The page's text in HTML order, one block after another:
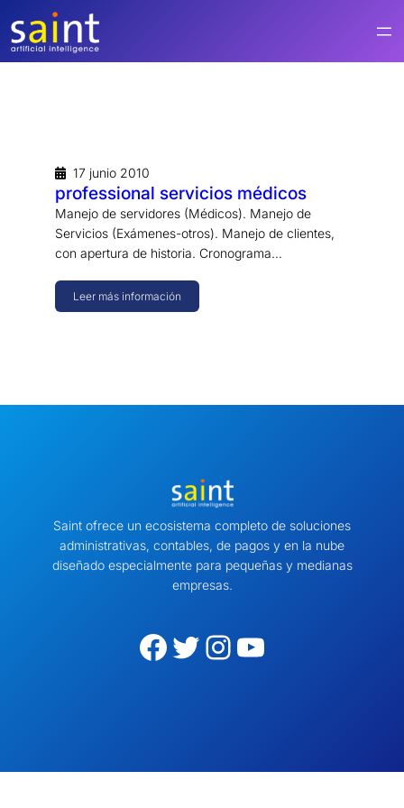
contenido
17 junio 2010
professional servicios médicos
Manejo de servidores (Médicos). Manejo de
Servicios (Exámenes-otros). Manejo de clientes,
con apertura de historia. Cronograma…
Leer más información
Saint ofrece un ecosistema completo de soluciones
administrativas, contables, de pagos y en la nube
diseñado especialmente para pequeñas y medianas
empresas.
Facebook Twitter Instagram YouTube